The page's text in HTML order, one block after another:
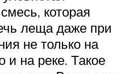
которая
леща даже при
не только на
и на реке. Такое